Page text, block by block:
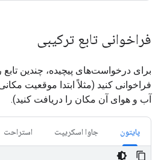
فراخوانی تابع ترکیبی
برای درخواست‌های پیچیده، چندین
فراخوانی کنید (مثلاً ابتدا موقعیت
آب و هوای آن مکان را دریافت کنید).
پایتون جاوا اسکریپت استراحت